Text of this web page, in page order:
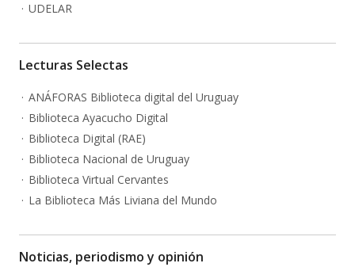
UDELAR
Lecturas Selectas
ANÁFORAS Biblioteca digital del Uruguay
Biblioteca Ayacucho Digital
Biblioteca Digital (RAE)
Biblioteca Nacional de Uruguay
Biblioteca Virtual Cervantes
La Biblioteca Más Liviana del Mundo
Noticias, periodismo y opinión